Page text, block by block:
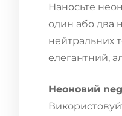
Наносьте
один або два
нейтральних
елегантний,
Неоновий